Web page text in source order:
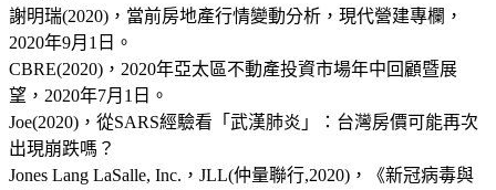
謝明瑞(2020)，當前房地產行情變動分析，現代營建專欄，
2020年9月1日。
CBRE(2020)，2020年亞太區不動產投資市場年中回顧暨展
望，2020年7月1日。
Joe(2020)，從SARS經驗看「武漢肺炎」：台灣房價可能再次
出現崩跌嗎？
Jones Lang LaSalle, Inc.，JLL(仲量聯行,2020)，《新冠病毒與